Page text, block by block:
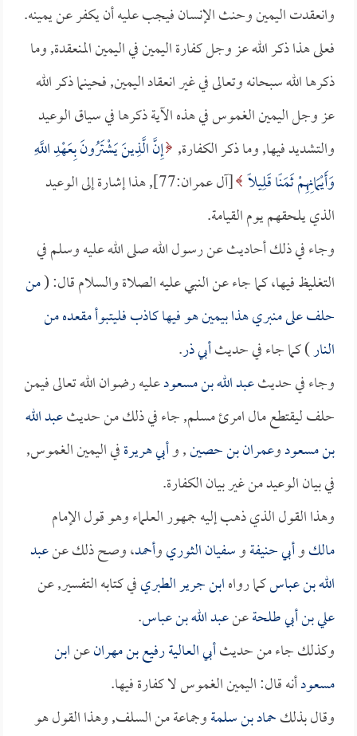
وانعقدت اليمين وحنث الإنسان فيجب عليه أن يكفر عن يمينه.
فعلى هذا ذكر الله عز وجل كفارة اليمين في اليمين المنعقدة, وما
ذكرها الله سبحانه وتعالى في غير انعقاد اليمين, فحينما ذكر الله
عز وجل اليمين الغموس في هذه الآية ذكرها في سياق الوعيد
والتشديد فيها, وما ذكر الكفارة, إِنَّ الَّذِينَ يَشْتَرُونَ بِعَهْدِ اللَّهِ
وَأَيْمَانِهِمْ ثَمَنًا قَلِيلًا
[آل عمران:77], هذا إشارة إلى الوعيد
الذي يلحقهم يوم القيامة.
وجاء في ذلك أحاديث عن رسول الله صلى الله عليه وسلم في
التغليظ فيها، كما جاء عن النبي عليه الصلاة والسلام قال: (من
حلف على منبري هذا بيمين هو فيها كاذب فليتبوأ مقعده من
النار) كما جاء في حديثأبي ذر.
وجاء في حديثعبد الله بن مسعودعليه رضوان الله تعالى فيمن
حلف ليقتطع مال امرئ مسلم, جاء في ذلك من حديثعبد الله
بن مسعودوعمران بن حصين, وأبي هريرةفي اليمين الغموس,
في بيان الوعيد من غير بيان الكفارة.
وهذا القول الذي ذهب إليه جمهور العلماء وهو قول الإمام
مالكوأبي حنيفةوسفيان الثوريوأحمد، وصح ذلك عنعبد
الله بن عباسكما رواهابن جرير الطبريفي كتابه التفسير, عن
علي بن أبي طلحةعنعبد الله بن عباس.
وكذلك جاء من حديثأبي العالية رفيع بن مهرانعنابن
مسعودأنه قال: اليمين الغموس لا كفارة فيها.
وقال بذلكحماد بن سلمةوجماعة من السلف, وهذا القول هو